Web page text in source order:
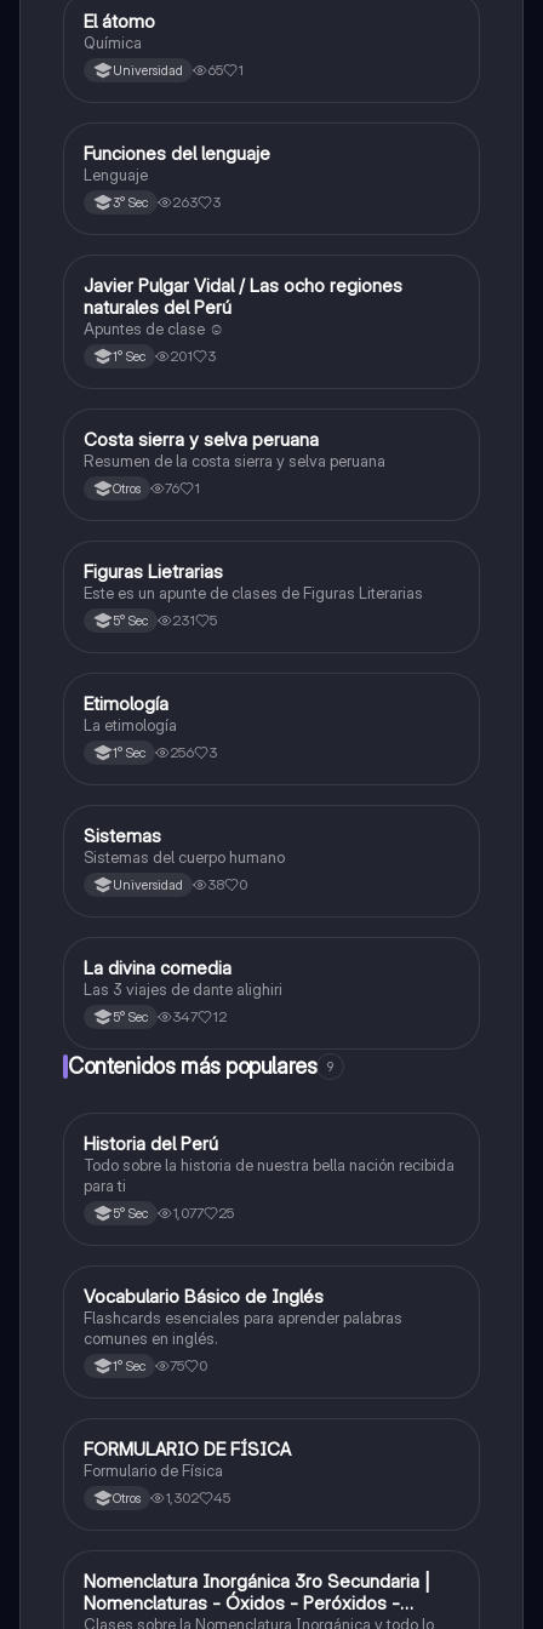
Otros
El átomo
Química
Universidad 65 1
Otros
Funciones del lenguaje
Lenguaje
3° Sec 263 3
Otros
Javier Pulgar Vidal / Las ocho regiones
naturales del Perú
Apuntes de clase ☺️
1° Sec 201 3
Otros
Costa sierra y selva peruana
Resumen de la costa sierra y selva peruana
Otros 76 1
Otros
Figuras Lietrarias
Este es un apunte de clases de Figuras Literarias
5° Sec 231 5
Otros
Etimología
La etimología
1° Sec 256 3
SOtros
Sistemas
Sistemas del cuerpo humano
Universidad 38 0
Otros
La divina comedia
Las 3 viajes de dante alighiri
5° Sec 347 12
Contenidos más populares 9
Ciencias Sociales
Historia del Perú
Todo sobre la historia de nuestra bella nación recibida
para ti
5° Sec 1,077 25
VInglés
Vocabulario Básico de Inglés
Flashcards esenciales para aprender palabras
comunes en inglés.
1° Sec 75 0
Física
FORMULARIO DE FÍSICA
Formulario de Física
Otros 1,302 45
Química
Nomenclatura Inorgánica 3ro Secundaria |
Nomenclaturas - Óxidos - Peróxidos -
Clases sobre la Nomenclatura Inorgánica y todo lo